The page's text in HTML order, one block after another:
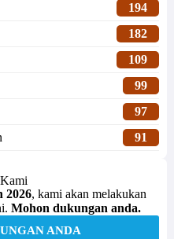
194
182
109
99
97
91
2026, kami akan melakukan
Mohon dukungan anda.
ANDA